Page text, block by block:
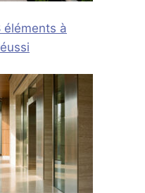
éléments à